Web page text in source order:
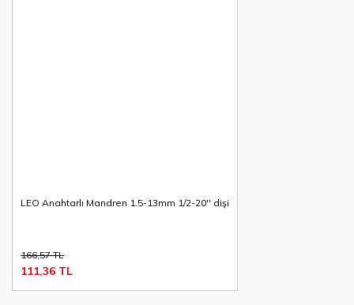
LEO Anahtarlı Mandren 1.5-13mm 1/2-20'' dişi
166,57 TL
111,36 TL